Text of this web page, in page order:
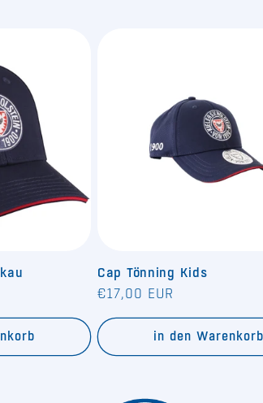
Cap Tönning Kids
Normaler
€17,00 EUR
in den Warenkorb